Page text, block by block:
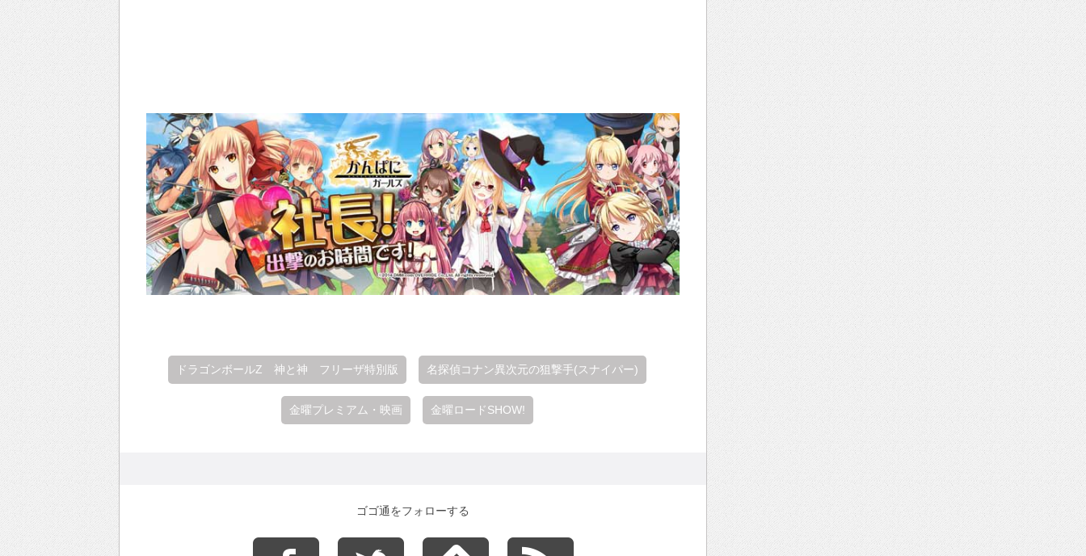
ドラゴンボールZ 神と神 フリーザ特別版 名探偵コナン異次元の狙撃手(スナイパー)
金曜プレミアム・映画 金曜ロードSHOW!
ゴゴ通をフォローする